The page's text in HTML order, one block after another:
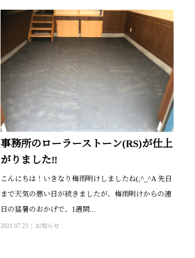
事務所のローラーストーン(RS)が仕上
がりました‼
こんにちは！いきなり梅雨明けしましたね(;^_^A 先日
まで天気の悪い日が続きましたが、梅雨明けからの連
日の猛暑のおかげで、1週間...
2021.07.23 お知らせ